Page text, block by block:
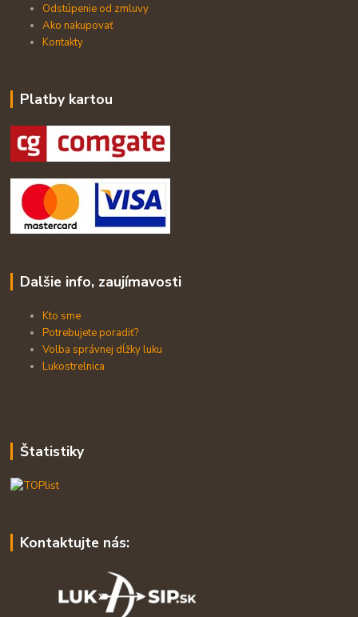
Odstúpenie od zmluvy
Ako nakupovať
Kontakty
Platby kartou
Dalšie info, zaujímavosti
Kto sme
Potrebujete poradiť?
Volba správnej dĺžky luku
Lukostrelnica
Štatistiky
Kontaktujte nás: